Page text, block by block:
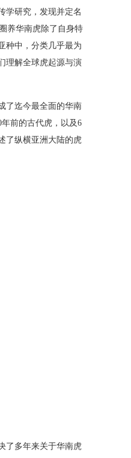
学研究，发现并定名
养华南虎除了自身特
种中，分类几乎最为
理解全球虎起源与演
了迄今最全面的华南
前的古代虎，以及6
了纵横亚洲大陆的虎
了多年来关于华南虎